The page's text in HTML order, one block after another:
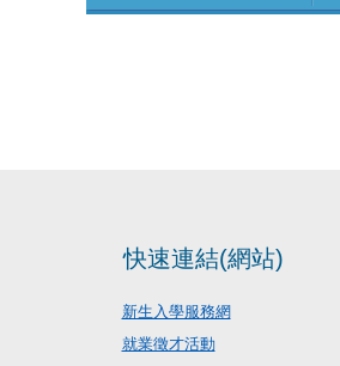
快速連結(網站)
新生入學服務網
就業徵才活動